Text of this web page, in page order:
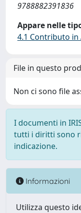
9788882391836
Appare nelle
4.1 Contributo
File in questo
Non ci sono file
I documenti in
tutti i diritti sono
indicazione.
Informazioni
Utilizza questo